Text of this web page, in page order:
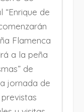
“Enrique de
Flamenca
a la peña
de
jornada de